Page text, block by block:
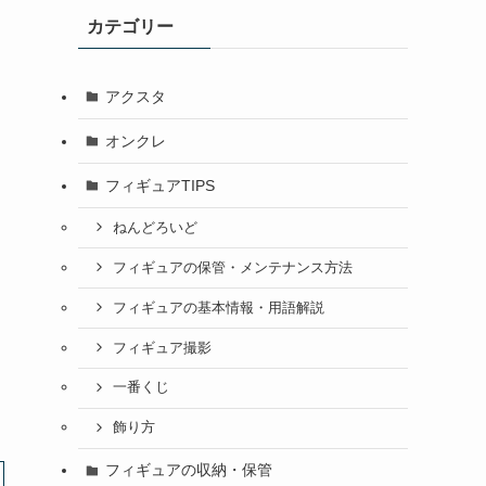
カテゴリー
アクスタ
オンクレ
フィギュアTIPS
ねんどろいど
フィギュアの保管・メンテナンス方法
フィギュアの基本情報・用語解説
フィギュア撮影
一番くじ
飾り方
フィギュアの収納・保管